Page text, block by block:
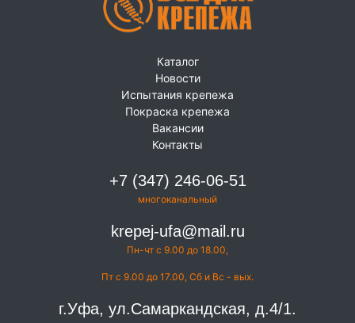
Каталог
Новости
Испытания крепежа
Покраска крепежа
Вакансии
Контакты
+7 (347) 246-06-51
многоканальный
krepej-ufa@mail.ru
Пн-чт с 9.00 до 18.00,
Пт с 9.00 до 17.00, Сб и Вс - вых.
г.Уфа, ул.Самаркандская, д.4/1.